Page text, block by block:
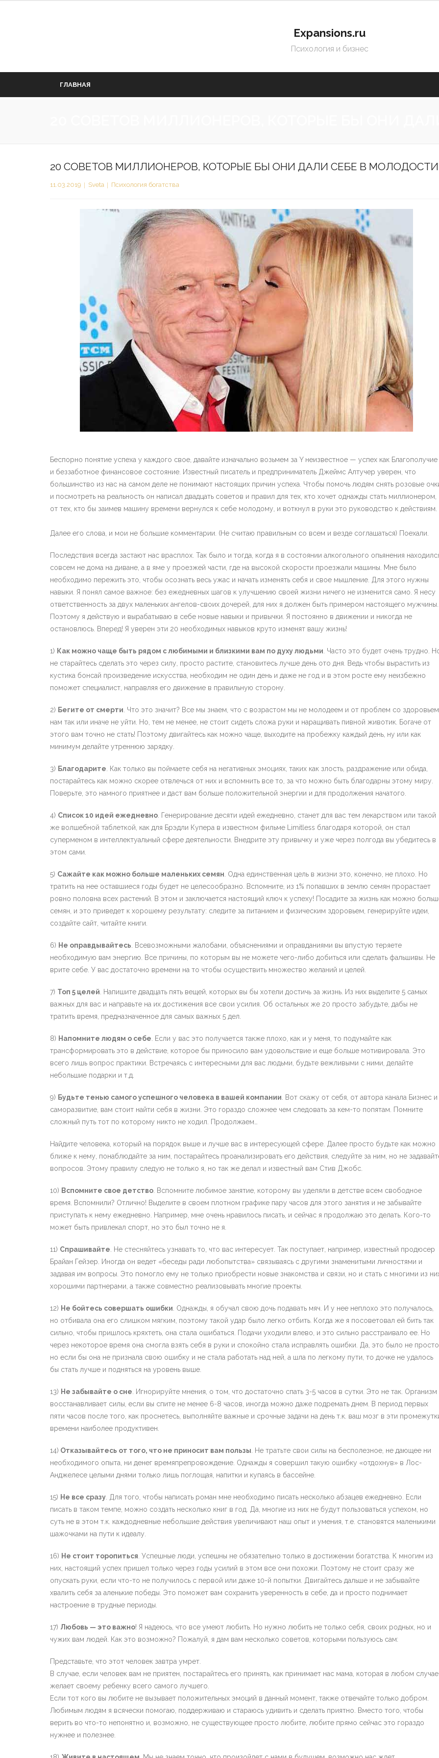
Expansions.ru
Психология и бизнес
ГЛАВНАЯ
20 СОВЕТОВ МИЛЛИОНЕРОВ, КОТОРЫЕ БЫ ОНИ ДАЛИ СЕБЕ В МОЛОДОСТИ
11.03.2019 Sveta Психология богатства
Беспорно понятие успеха у каждого свое, давайте изначально возьмем за Y неизвестное — успех как Благополучие
и беззаботное финансовое состояние. Известный писатель и предприниматель Джеймс Алтучер уверен, что
большинство из нас на самом деле не понимают настоящих причин успеха. Чтобы помочь людям снять розовые
и посмотреть на реальность он написал двадцать советов и правил для тех, кто хочет однажды стать миллионером,
от тех, кто бы заимев машину времени вернулся к себе молодому, и воткнул в руки это руководство к действиям.
Далее его слова, и мои не большие комментарии. (Не считаю правильным со всем и везде соглашаться) Поехали.
Последствия всегда застают нас врасплох. Так было и тогда, когда я в состоянии алкогольного опьянения
совсем не дома на диване, а в яме у проезжей части, где на высокой скорости проезжали машины. Мне было
необходимо пережить это, чтобы осознать весь ужас и начать изменять себя и свое мышление. Для этого нужны
навыки. Я понял самое важное: без ежедневных шагов к улучшению своей жизни ничего не изменится само. Я несу
ответственность за двух маленьких ангелов-своих дочерей, для них я должен быть примером настоящего мужчины.
Поэтому я действую и вырабатываю в себе новые навыки и привычки. Я постоянно в движении и никогда не
остановлюсь. Вперед! Я уверен эти 20 необходимых навыков круто изменят вашу жизнь!
1) Как можно чаще быть рядом с любимыми и близкими вам по духу людьми . Часто это будет очень трудно.
не старайтесь сделать это через силу, просто растите, становитесь лучше день ото дня. Ведь чтобы вырастить из
кустика бонсай произведение искусства, необходим не один день и даже не год и в этом росте ему неизбежно
поможет специалист, направляя его движение в правильную сторону.
2) Бегите от смерти . Что это значит? Все мы знаем, что с возрастом мы не молодеем и от проблем со здоровьем
нам так или иначе не уйти. Но, тем не менее, не стоит сидеть сложа руки и наращивать пивной животик. Богаче от
этого вам точно не стать! Поэтому двигайтесь как можно чаще, выходите на пробежку каждый день, ну или как
минимум делайте утреннюю зарядку.
3) Благодарите . Как только вы поймаете себя на негативных эмоциях, таких как злость, раздражение или обида,
постарайтесь как можно скорее отвлечься от них и вспомнить все то, за что можно быть благодарны этому миру.
Поверьте, это намного приятнее и даст вам больше положительной энергии и для продолжения начатого.
4) Список 10 идей ежедневно . Генерирование десяти идей ежедневно, станет для вас тем лекарством или такой
же волшебной таблеткой, как для Брэдли Купера в известном фильме Limitless благодаря которой, он стал
суперменом в интеллектуальный сфере деятельности. Внедрите эту привычку и уже через полгода вы убедитесь в
этом сами.
5) Сажайте как можно больше маленьких семян . Одна единственная цель в жизни это, конечно, не плохо. Но
тратить на нее оставшиеся годы будет не целесообразно. Вспомните, из 1% попавших в землю семян прорастает
ровно половна всех растений. В этом и заключается настоящий ключ к успеху! Посадите за жизнь как можно
семян, и это приведет к хорошему результату: следите за питанием и физическим здоровьем, генерируйте идеи,
создайте сайт, читайте книги.
6) Не оправдывайтесь . Всевозможными жалобами, объяснениями и оправданиями вы впустую теряете
необходимую вам энергию. Все причины, по которым вы не можете чего-либо добиться или сделать фальшивы. Не
врите себе. У вас достаточно времени на то чтобы осуществить множество желаний и целей.
7) Топ 5 целей . Напишите двадцать пять вещей, которых вы бы хотели достичь за жизнь. Из них выделите 5 самых
важных для вас и направьте на их достижения все свои усилия. Об остальных же 20 просто забудьте, дабы не
тратить время, предназначенное для самых важных 5 дел.
8) Напомните людям о себе . Если у вас это получается также плохо, как и у меня, то подумайте как
трансформировать это в действие, которое бы приносило вам удовольствие и еще больше мотивировала. Это
всего лишь вопрос практики. Встречаясь с интересными для вас людьми, будьте вежливыми с ними, делайте
небольшие подарки и т.д.
9) Будьте тенью самого успешного человека в вашей компании . Вот скажу от себя, от автора канала Бизнес и
саморазвитие, вам стоит найти себя в жизни. Это гораздо сложнее чем следовать за кем-то попятам. Помните
сложный путь тот по которому никто не ходил. Продолжаем…
Найдите человека, который на порядок выше и лучше вас в интересующей сфере. Далее просто будьте как можно
ближе к нему, понаблюдайте за ним, постарайтесь проанализировать его действия, следуйте за ним, но не
вопросов. Этому правилу следую не только я, но так же делал и известный вам Стив Джобс.
10) Вспомните свое детство . Вспомните любимое занятие, которому вы уделяли в детстве всем свободное
время. Вспомнили? Отлично! Выделите в своем плотном графике пару часов для этого занятия и не забывайте
приступать к нему ежедневно. Например, мне очень нравилось писать, и сейчас я продолжаю это делать. Кого-то
может быть привлекал спорт, но это был точно не я.
11) Спрашивайте . Не стесняйтесь узнавать то, что вас интересует. Так поступает, например, известный продюсер
Брайан Гейзер. Иногда он ведет «беседы ради любопытства» связываясь с другими знаменитыми личностями и
задавая им вопросы. Это помогло ему не только приобрести новые знакомства и связи, но и стать с многими из
хорошими партнерами, а также совместно реализовывать многие проекты.
12) Не бойтесь совершать ошибки . Однажды, я обучал свою дочь подавать мяч. И у нее неплохо это получалось,
но отбивала она его слишком мягким, поэтому такой удар было легко отбить. Когда же я посоветовал ей бить так
сильно, чтобы пришлось кряхтеть, она стала ошибаться. Подачи уходили влево, и это сильно расстраивало ее. Но
через некоторое время она смогла взять себя в руки и спокойно стала исправлять ошибки. Да, это было не просто
но если бы она не признала свою ошибку и не стала работать над ней, а шла по легкому пути, то дочке не удалось
бы стать лучше и подняться на уровень выше.
13) Не забывайте о сне . Игнорируйте мнения, о том, что достаточно спать 3-5 часов в сутки. Это не так. Организм
восстанавливает силы, если вы спите не менее 6-8 часов, иногда можно даже подремать днем. В период первых
пяти часов после того, как проснетесь, выполняйте важные и срочные задачи на день т.к. ваш мозг в эти
времени наиболее продуктивен.
14) Отказывайтесь от того, что не приносит вам пользы . Не тратьте свои силы на бесполезное, не дающее ни
необходимого опыта, ни денег времяпрепровождение. Однажды я совершил такую ошибку «отдохнув» в Лос-
Анджелесе целыми днями только лишь поглощая, напитки и купаясь в бассейне.
15) Не все сразу . Для того, чтобы написать роман мне необходимо писать несколько абзацев ежедневно. Если
писать в таком темпе, можно создать несколько книг в год. Да, многие из них не будут пользоваться успехом, но
суть не в этом т.к. каждодневные небольшие действия увеличивают наш опыт и умения, т.е. становятся маленькими
шажочками на пути к идеалу.
16) Не стоит торопиться . Успешные люди, успешны не обязательно только в достижении богатства. К многим из
них, настоящий успех пришел только через годы усилий в этом все они похожи. Поэтому не стоит сразу же
опускать руки, если что-то не получилось с первой или даже 10-й попытки. Двигайтесь дальше и не забывайте
хвалить себя за аленькие победы. Это поможет вам сохранить уверенность в себе, да и просто поднимает
настроение в трудные периоды.
17) Любовь — это важно! Я надеюсь, что все умеют любить. Но нужно любить не только себя, своих родных, но и
чужих вам людей. Как это возможно? Пожалуй, я дам вам несколько советов, которыми пользуюсь сам:
Представьте, что этот человек завтра умрет.
В случае, если человек вам не приятен, постарайтесь его принять, как принимает нас мама, которая в любом случае
желает своему ребенку всего самого лучшего.
Если тот кого вы любите не вызывает положительных эмоций в данный момент, также отвечайте только добром.
Любимым людям я всячески помогаю, поддерживаю и стараюсь удивить и сделать приятно. Вместо того, чтобы
верить во что-то непонятно и, возможно, не существующее просто любите, любите прямо сейчас это гораздо
нужнее и полезнее.